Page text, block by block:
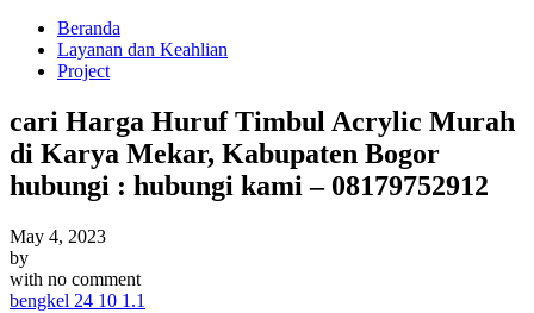
Beranda
Layanan dan Keahlian
Project
cari Harga Huruf Timbul Acrylic Murah
di Karya Mekar, Kabupaten Bogor
hubungi : hubungi kami – 08179752912
May 4, 2023
by
with no comment
bengkel 24 10 1.1